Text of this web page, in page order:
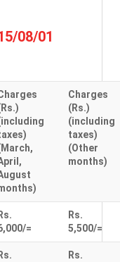
08/01
Charges
(Rs.)
(including
taxes)
(Other
months)
Rs.
=
Rs.
5,500/=
Rs.
Rs.